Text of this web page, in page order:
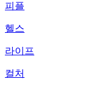
피플
헬스
라이프
컬처